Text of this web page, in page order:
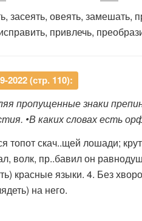
овеять, замешать,
привлечь,
2022 (стр. 110):
пропущенные знаки
•В каких словах есть
топот скач..щей лошади;
волк, пр..бавил он
красные языки. 4. Без
на него.